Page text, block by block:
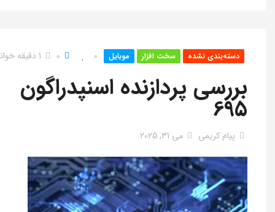
دسته‌بندی نشده سخت افزار موبایل 0
0 1 دقیقه خواندن
بررسی پردازنده اسنپدراگون
695
پیام کریمی می 31, 2025